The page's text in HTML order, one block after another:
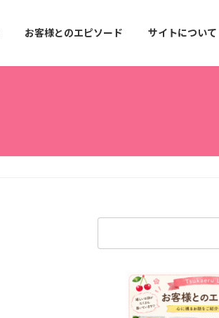
お客様とのエピソード サイトについて